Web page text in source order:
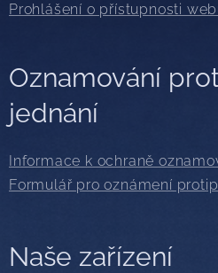
Prohlášení o přístupnosti
Oznamování
jednání
Informace k ochraně
Formulář pro oznámení
Naše zařízení